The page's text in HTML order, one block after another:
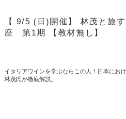
【 9/5 (日)開催】 林茂と旅
座 第1期 【教材無し】
イタリアワインを学ぶならこの人！日本にお
林茂氏が徹底解説。